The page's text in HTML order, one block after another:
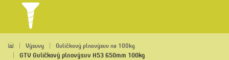
Výsuvy Guličkový plnovýsuv na 100kg
GTV Guličkový plnovýsuv H53 650mm 100kg